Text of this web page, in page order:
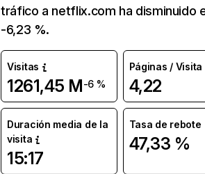
tráfico a netflix.com ha disminuido
-6,23 %.
Visitas
1261,45 M-6 %
Páginas / Visita
4,22
Duración media de la
visita
15:17
Tasa de rebote
47,33 %